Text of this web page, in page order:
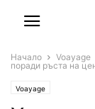
Начало Voayage
поради ръста на
Voayage